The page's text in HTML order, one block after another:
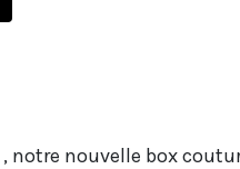
, notre nouvelle box